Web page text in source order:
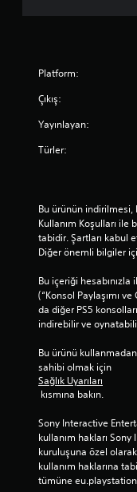
Platform:
Çıkış:
Yayınlayan:
Türler:
Bu ürünün indirilmesi,
Kullanım Koşulları
tabidir. Şartları kabul
Diğer önemli bilgiler
Bu içeriği
(“Konsol Paylaşımı
da diğer PS5
indirebilir ve
Bu ürünü
sahibi olmak için
Sağlık Uyarıları
kısmına bakın.
Sony Interactive
kullanım hakları
kuruluşuna özel
kullanım haklarına
tümüne